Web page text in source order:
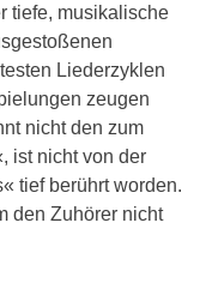
tiefe, musikalische
Liederzyklen
zeugen
nicht den zum
ist nicht von der
tief berührt worden.
den Zuhörer nicht